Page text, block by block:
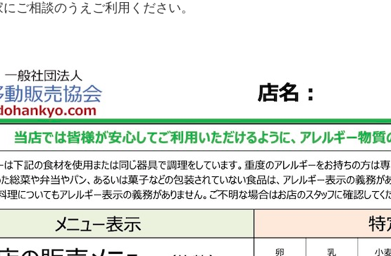
ご相談のうえご利用ください。